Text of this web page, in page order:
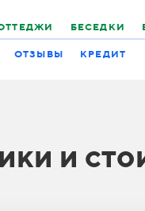
БЕСЕДКИ
ОТЗЫВЫ КРЕДИТ
и